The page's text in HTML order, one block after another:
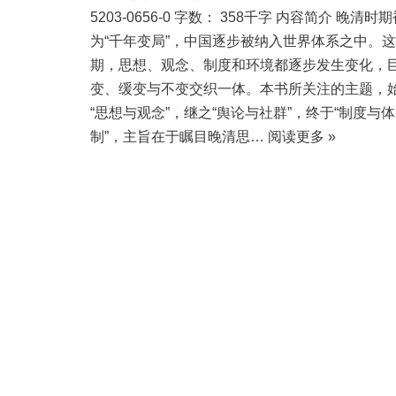
5203-0656-0 字数： 358千字 内容简介 晚清时期
为“千年变局”，中国逐步被纳入世界体系之中。
期，思想、观念、制度和环境都逐步发生变化，
变、缓变与不变交织一体。本书所关注的主题，
“思想与观念”，继之“舆论与社群”，终于“制度与体
制”，主旨在于瞩目晚清思… 阅读更多 »